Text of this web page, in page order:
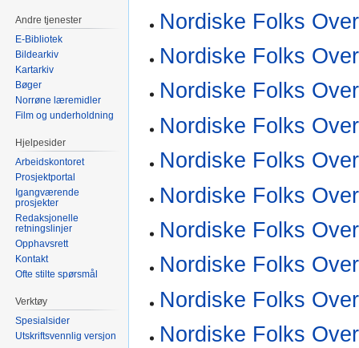
Nordiske Folks
Nordiske Folks
Nordiske Folks
Nordiske Folks
Nordiske Folks
Nordiske Folks
Nordiske Folks
Nordiske Folks
Nordiske Folks
Nordiske Folks
Andre tjenester
E-Bibliotek
Bildearkiv
Kartarkiv
Bøger
Norrøne læremidler
Film og underholdning
Hjelpesider
Arbeidskontoret
Prosjektportal
Igangværende
prosjekter
Redaksjonelle
retningslinjer
Opphavsrett
Kontakt
Ofte stilte spørsmål
Verktøy
Spesialsider
Utskriftsvennlig versjon